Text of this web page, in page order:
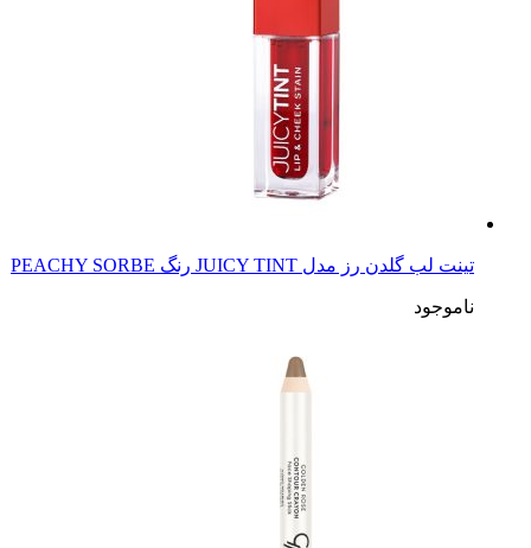
تینت لب گلدن رز مدل JUICY TINT رنگ PEACHY SORBE
ناموجود